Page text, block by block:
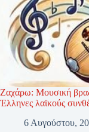
Ζαχάρω: Μουσική
Έλληνες λαϊκούς
6 Αυγούστου,